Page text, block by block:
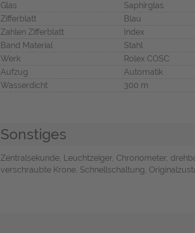
Glas
Saphirglas
Zifferblatt
Blau
Zahlen Zifferblatt
Index
Band Material
Stahl
Werk
Rolex COSC
Aufzug
Automatik
Wasserdicht
300 m
Sonstiges
Zentralsekunde, Leuchtzeiger, Chronometer,
verschraubte Krone, Schnellschaltung,